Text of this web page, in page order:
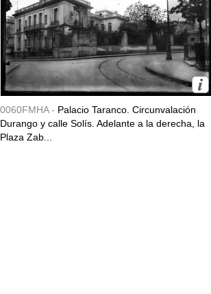
0060FMHA - Palacio Taranco. Circunvalación
Durango y calle Solís. Adelante a la derecha, la
Plaza Zab...